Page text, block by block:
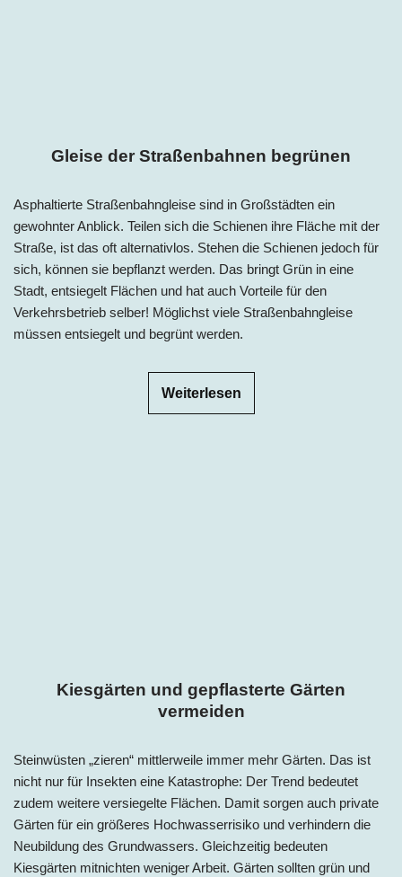
Gleise der Straßenbahnen begrünen
Asphaltierte Straßenbahngleise sind in Großstädten ein
gewohnter Anblick. Teilen sich die Schienen ihre Fläche mit der
Straße, ist das oft alternativlos. Stehen die Schienen jedoch für
sich, können sie bepflanzt werden. Das bringt Grün in eine
Stadt, entsiegelt Flächen und hat auch Vorteile für den
Verkehrsbetrieb selber! Möglichst viele Straßenbahngleise
müssen entsiegelt und begrünt werden.
Weiterlesen
Kiesgärten und gepflasterte Gärten
vermeiden
Steinwüsten „zieren“ mittlerweile immer mehr Gärten. Das ist
nicht nur für Insekten eine Katastrophe: Der Trend bedeutet
zudem weitere versiegelte Flächen. Damit sorgen auch private
Gärten für ein größeres Hochwasserrisiko und verhindern die
Neubildung des Grundwassers. Gleichzeitig bedeuten
Kiesgärten mitnichten weniger Arbeit. Gärten sollten grün und